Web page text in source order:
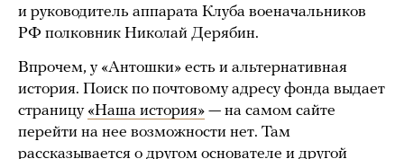
и руководитель аппарата Клуба военачальников
РФ полковник Николай Дерябин.
Впрочем, у «Антошки» есть и альтернативная
история. Поиск по почтовому адресу фонда выдает
страницу «Наша история» — на самом сайте
перейти на нее возможности нет. Там
рассказывается о другом основателе и другой